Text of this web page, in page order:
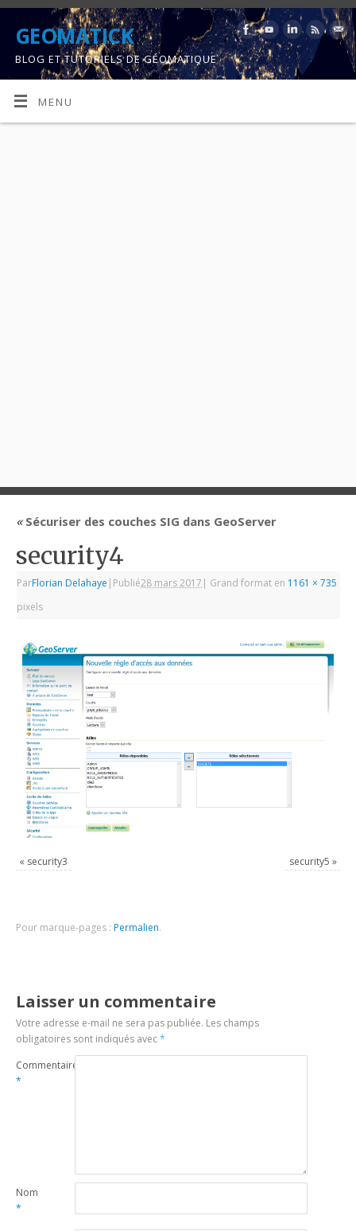
GEOMATICK
BLOG ET TUTORIELS DE GÉOMATIQUE
MENU
«Sécuriser des couches SIG dans GeoServer
security4
ParFlorian Delahaye | Publié28 mars 2017 | Grand format en 1161 × 735
pixels
« security3 security5 »
Pour marque-pages : Permalien.
Laisser un commentaire
Votre adresse e-mail ne sera pas publiée. Les champs
obligatoires sont indiqués avec*
Commentaire
*
Nom
*